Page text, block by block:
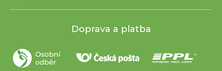
Doprava a platba